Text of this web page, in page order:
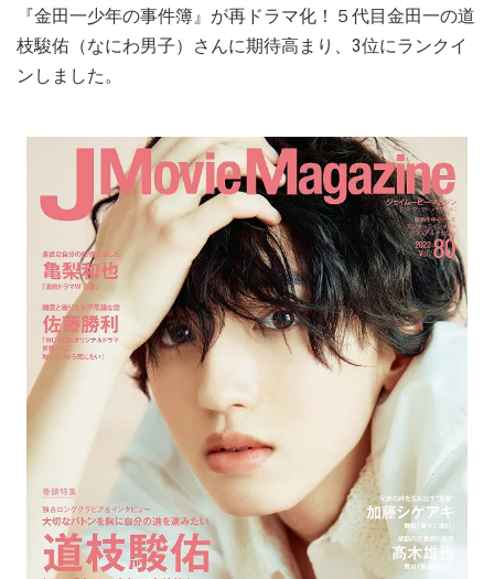
『金田一少年の事件簿』が再ドラマ化！５代目金田一の道
枝駿佑（なにわ男子）さんに期待高まり、3位にランクイ
ンしました。